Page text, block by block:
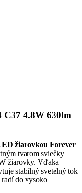
4.8W 630lm
žiarovkou Forever
tvarom sviečky
žiarovky. Vďaka
stabilný svetelný tok
radí do vysoko